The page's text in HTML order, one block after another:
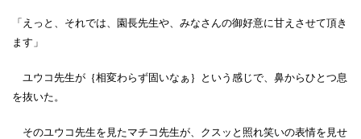
「えっと、それでは、園長先生や、みなさんの御好意に甘えさせて頂き
ます」
ユウコ先生が｛相変わらず固いなぁ｝という感じで、鼻からひとつ息
を抜いた。
そのユウコ先生を見たマチコ先生が、クスッと照れ笑いの表情を見せ